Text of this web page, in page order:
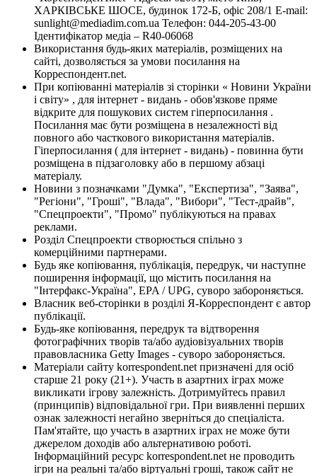
ХАРКІВСЬКЕ ШОСЕ, будинок 172-Б, офіс 208/1 E-mail:
sunlight@mediadim.com.ua Телефон: 044-205-43-00
Ідентифікатор медіа – R40-06068
Використання будь-яких матеріалів, розміщених на
сайті, дозволяється за умови посилання на
Корреспондент.net.
При копіюванні матеріалів зі сторінки « Новини України
і світу» , для інтернет - видань - обов'язкове пряме
відкрите для пошукових систем гіперпосилання .
Посилання має бути розміщена в незалежності від
повного або часткового використання матеріалів.
Гіперпосилання ( для інтернет - видань) - повинна бути
розміщена в підзаголовку або в першому абзаці
матеріалу.
Новини з позначками "Думка", "Експертиза", "Заява",
"Регіони", "Гроші", "Влада", "Вибори", "Тест-драйв",
"Спецпроекти", "Промо" публікуються на правах
реклами.
Розділ Спецпроекти створюється спільно з
комерційними партнерами.
Будь яке копіювання, публікація, передрук, чи наступне
поширення інформації, що містить посилання на
"Інтерфакс-Україна", EPA / UPG, суворо забороняється.
Власник веб-сторінки в розділі Я-Корреспондент є автор
публікації.
Будь-яке копіювання, передрук та відтворення
фотографічних творів та/або аудіовізуальних творів
правовласника Getty Images - суворо забороняється.
Матеріали сайту korrespondent.net призначені для осіб
старше 21 року (21+). Участь в азартних іграх може
викликати ігрову залежність. Дотримуйтесь правил
(принципів) відповідальної гри. При виявленні перших
ознак залежності негайно зверніться до спеціаліста.
Пам'ятайте, що участь в азартних іграх не може бути
джерелом доходів або альтернативою роботі.
Інформаційний ресурс korrespondent.net не проводить
ігри на реальні та/або віртуальні гроші, також сайт не